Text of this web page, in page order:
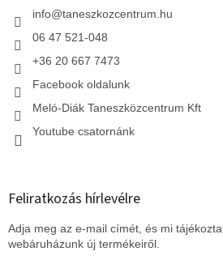
info@taneszkozcentrum.hu
06 47 521-048
+36 20 667 7473
Facebook oldalunk
Meló-Diák Taneszközcentrum Kft
Youtube csatornánk
Feliratkozás hírlevélre
Adja meg az e-mail címét, és mi
webáruházunk új termékeiről.